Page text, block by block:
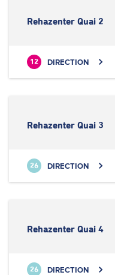
Rehazenter Quai 2
12 DIRECTION
Rehazenter Quai 3
26 DIRECTION
Rehazenter Quai 4
26 DIRECTION